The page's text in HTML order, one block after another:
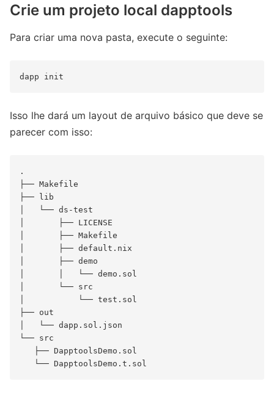
Crie um projeto local dapptools
Para criar uma nova pasta, execute o seguinte:
Isso lhe dará um layout de arquivo básico que deve se
parecer com isso:
.
├── Makefile
├── lib
│   └── ds-test
│       ├── LICENSE
│       ├── Makefile
│       ├── default.nix
│       ├── demo
│       │   └── demo.sol
│       └── src
│           └── test.sol
├── out
│   └── dapp.sol.json
└── src
   ├── DapptoolsDemo.sol